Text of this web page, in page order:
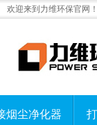
欢迎来到力维环保官网！
烟尘净化器